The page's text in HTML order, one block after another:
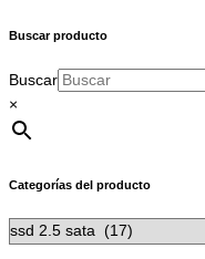
Buscar producto
Buscar
×
Categorías del producto